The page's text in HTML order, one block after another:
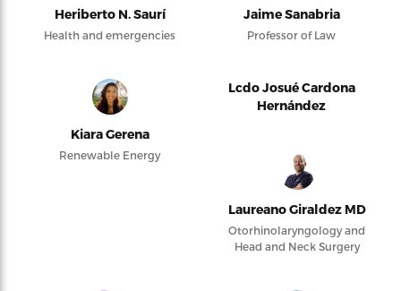
Heriberto N. Saurí
Health and emergencies
Jaime Sanabria
Professor of Law
Kiara Gerena
Renewable Energy
Lcdo Josué Cardona
Hernández
Laureano Giraldez MD
Otorhinolaryngology and
Head and Neck Surgery